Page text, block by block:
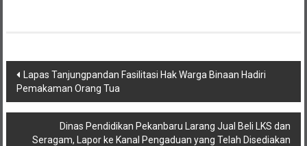
Navigasi
pos
Lapas Tanjungpandan Fasilitasi Hak Warga Binaan Hadiri
Pemakaman Orang Tua
Dinas Pendidikan Pekanbaru Larang Jual Beli LKS dan
Seragam, Lapor ke Kanal Pengaduan yang Telah Disediakan